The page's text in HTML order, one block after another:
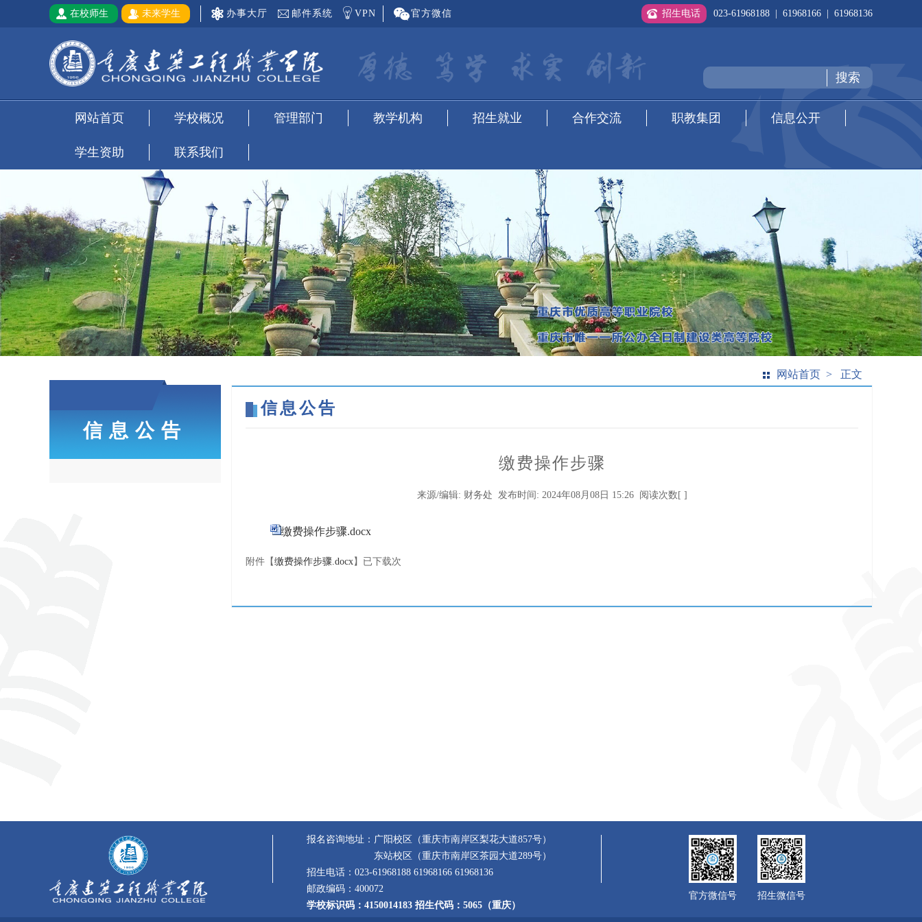
在校师生 未来学生 办事大厅 邮件系统 VPN 官方微信 招生电话 023-61968188 | 61968166 | 61968136
搜索
网站首页 学校概况 管理部门 教学机构 招生就业 合作交流 职教集团 信息公开
学生资助 联系我们
信息公告
网站首页 > 正文
信息公告
缴费操作步骤
来源/编辑: 财务处 发布时间: 2024年08月08日 15:26 阅读次数[ ]
缴费操作步骤.docx
附件【缴费操作步骤.docx】已下载次
报名咨询地址：广阳校区（重庆市南岸区梨花大道857号）
东站校区（重庆市南岸区茶园大道289号）
招生电话：023-61968188 61968166 61968136
邮政编码：400072
学校标识码：4150014183 招生代码：5065（重庆）
官方微信号 招生微信号